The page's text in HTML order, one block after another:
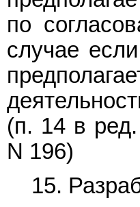
по
случае
(п. 14 в ред.
N 196)
15.